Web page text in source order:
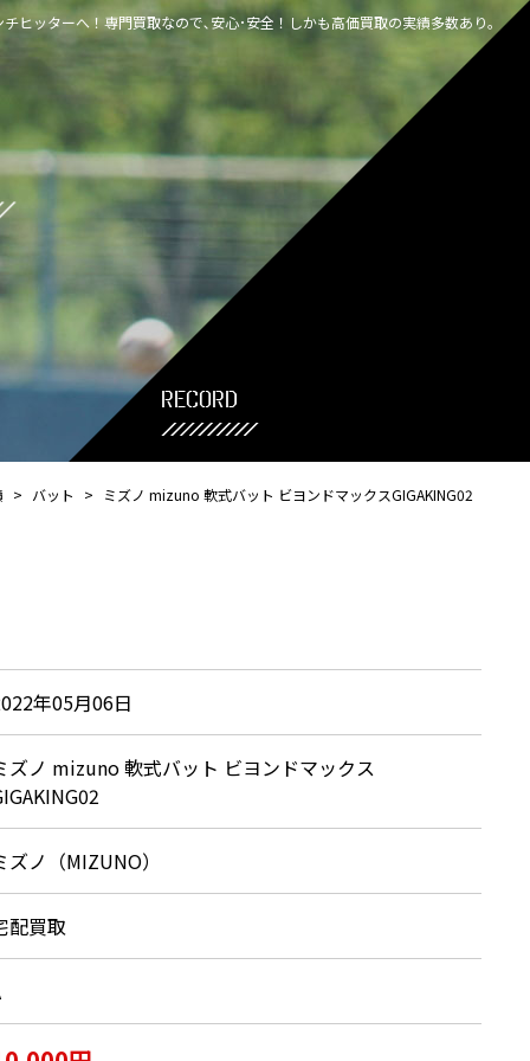
ヒッターへ！専門買取なので､安心･安全！しかも高価買取の実績多数あり｡
record
> バット > ミズノ mizuno 軟式バット ビヨンドマックスGIGAKING02
年05月06日
ズノ mizuno 軟式バット ビヨンドマックス
ズノ（MIZUNO）
配買取